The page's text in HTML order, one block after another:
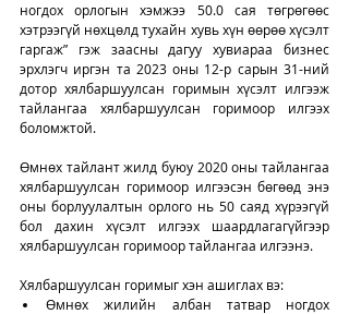
ногдох орлогын хэмжээ 50.0 сая төгрөгөөс
хэтрээгүй нөхцөлд тухайн хувь хүн өөрөө хүсэлт
гаргаж” гэж заасны дагуу хувиараа бизнес
эрхлэгч иргэн та 2023 оны 12-р сарын 31-ний
дотор хялбаршуулсан горимын хүсэлт илгээж
тайлангаа хялбаршуулсан горимоор илгээх
боломжтой.
Өмнөх тайлант жилд буюу 2020 оны тайлангаа
хялбаршуулсан горимоор илгээсэн бөгөөд энэ
оны борлуулалтын орлого нь 50 саяд хүрээгүй
бол дахин хүсэлт илгээх шаардлагагүйгээр
хялбаршуулсан горимоор тайлангаа илгээнэ.
Хялбаршуулсан горимыг хэн ашиглах вэ:
Өмнөх жилийн албан татвар ногдох